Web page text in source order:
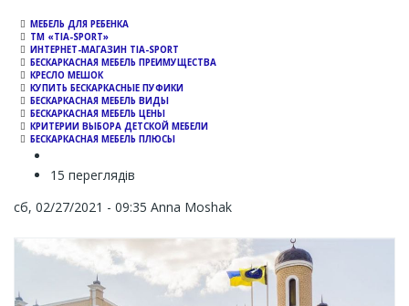
МЕБЕЛЬ ДЛЯ РЕБЕНКА
ТМ «TIA-SPORT»
ИНТЕРНЕТ-МАГАЗИН TIA-SPORT
БЕСКАРКАСНАЯ МЕБЕЛЬ ПРЕИМУЩЕСТВА
КРЕСЛО МЕШОК
КУПИТЬ БЕСКАРКАСНЫЕ ПУФИКИ
БЕСКАРКАСНАЯ МЕБЕЛЬ ВИДЫ
БЕСКАРКАСНАЯ МЕБЕЛЬ ЦЕНЫ
КРИТЕРИИ ВЫБОРА ДЕТСКОЙ МЕБЕЛИ
БЕСКАРКАСНАЯ МЕБЕЛЬ ПЛЮСЫ
15 переглядів
сб, 02/27/2021 - 09:35 Anna Moshak